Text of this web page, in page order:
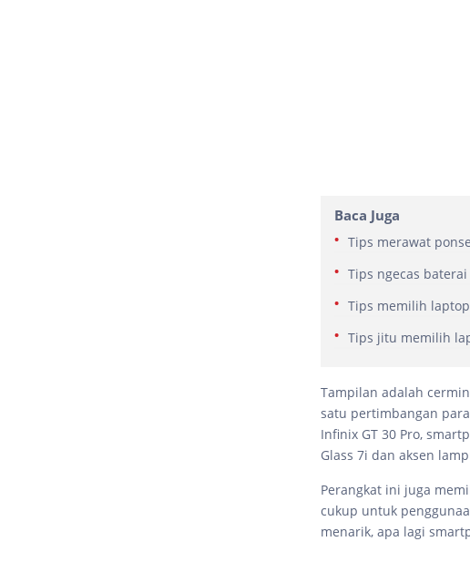
Baca Juga
Tips merawat
Tips ngecas
Tips memilih
Tips jitu memilih
Tampilan adalah
satu pertimbangan
Infinix GT 30 Pro,
Glass 7i dan aksen
Perangkat ini juga
cukup untuk
menarik, apa lagi